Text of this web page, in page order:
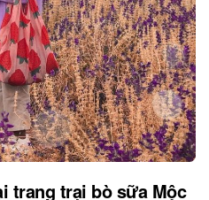
trang trại bò sữa Mộc